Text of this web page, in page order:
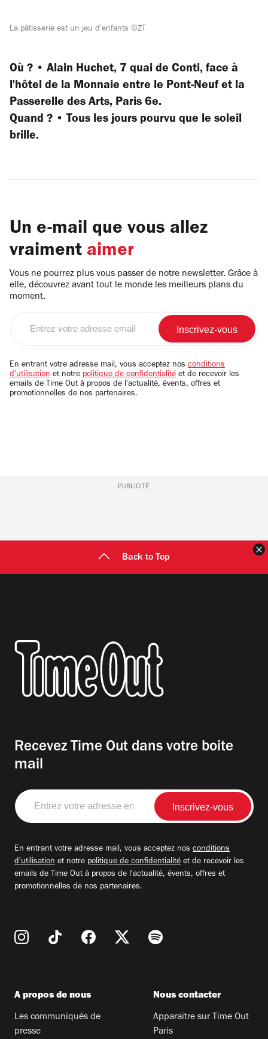
La pâtisserie est un jeu d'enfants ©ZT
Où ? • Alain Huchet, 7 quai de Conti, face à
l'hôtel de la Monnaie entre le Pont-Neuf et la
Passerelle des Arts, Paris 6e.
Quand ? • Tous les jours pourvu que le soleil
brille.
Un e-mail que vous allez
vraiment aimer
Vous ne pourrez plus vous passer de notre newsletter. Grâce à
elle, découvrez avant tout le monde les meilleurs plans du
moment.
email
En entrant votre adresse mail, vous acceptez nos conditions
d'utilisation et notre politique de confidentialité et de recevoir les
emails de Time Out à propos de l'actualité, évents, offres et
promotionnelles de nos partenaires.
PUBLICITÉ
Back to Top
Recevez Time Out dans votre boite
mail
Entrez
votre
adresse
En entrant votre adresse mail, vous acceptez nos conditions
d'utilisation et notre politique de confidentialité et de recevoir les
emails de Time Out à propos de l'actualité, évents, offres et
promotionnelles de nos partenaires.
A propos de nous
Les communiqués de
presse
Nous contacter
Apparaitre sur Time Out
Paris